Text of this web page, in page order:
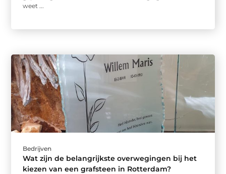
weet ...
Bedrijven
Wat zijn de belangrijkste overwegingen bij het
kiezen van een grafsteen in Rotterdam?